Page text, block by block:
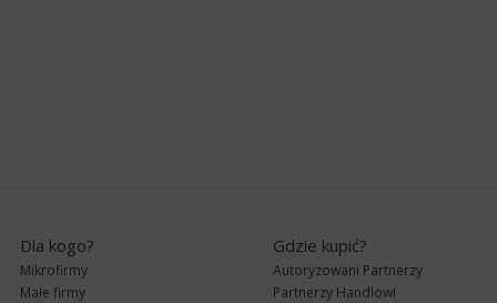
Dla kogo?
Mikrofirmy
Małe firmy
Gdzie kupić?
Autoryzowani Partnerzy
Partnerzy Handlowi